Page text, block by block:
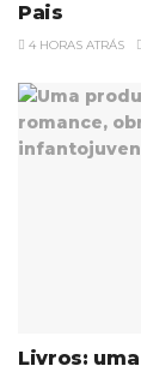
Pais
4 HORAS ATRÁS
Livros: